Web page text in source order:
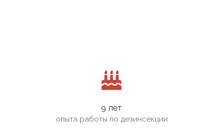
9 лет
опыта работы по дезинсекции